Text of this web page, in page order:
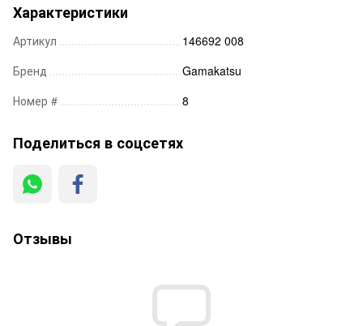
Характеристики
Артикул
146692 008
Бренд
Gamakatsu
Номер #
8
Поделиться в соцсетях
Отзывы